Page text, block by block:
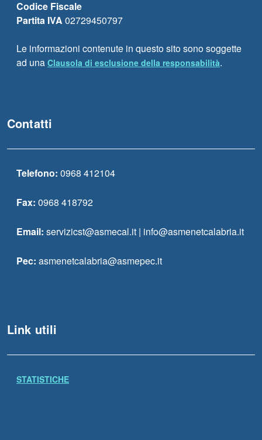
Codice Fiscale
Partita IVA 02729450797
Le informazioni contenute in questo sito sono soggette
ad una Clausola di esclusione della responsabilità.
Contatti
Telefono: 0968 412104
Fax: 0968 418792
Email: servizicst@asmecal.it | info@asmenetcalabria.it
Pec: asmenetcalabria@asmepec.it
Link utili
STATISTICHE